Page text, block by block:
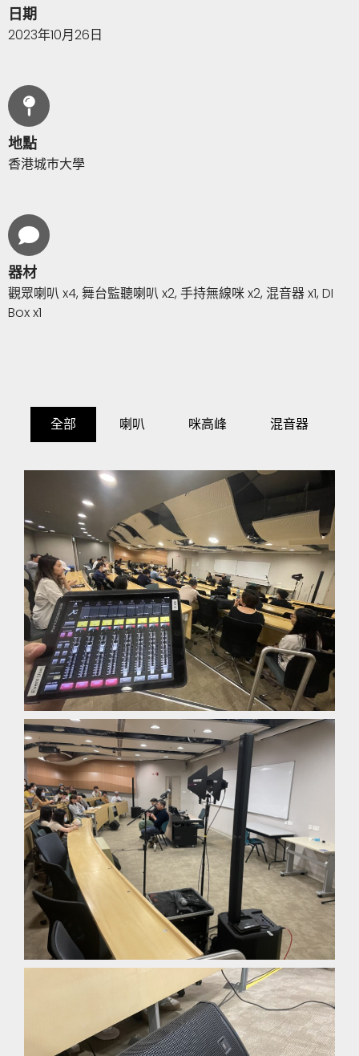
日期
2023年10月26日
地點
香港城巿大學
器材
觀眾喇叭 x4, 舞台監聽喇叭 x2, 手持無線咪 x2, 混音器 x1, DI
Box x1
全部 喇叭 咪高峰 混音器